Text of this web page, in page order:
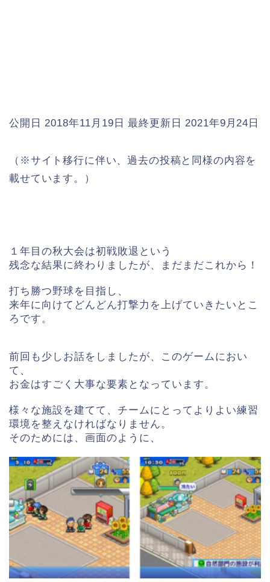
公開日 2018年11月19日最終更新日 2021年9月24日
（※サイト移行に伴い、過去の投稿と同様の内容を
載せています。）
１年目の秋大会は初戦敗退という
残念な結果に終わりましたが、まだまだこれから！
打ち勝つ野球を目指し、
来年に向けてどんどん打撃力を上げていきたいとこ
ろです。
前回も少しお話をしましたが、このゲームにおい
て、
お金はすごく大事な要素となっています。
様々な施設を建てて、チームにとってよりよい練習
環境を整えなければなりません。
そのためには、画面のように、